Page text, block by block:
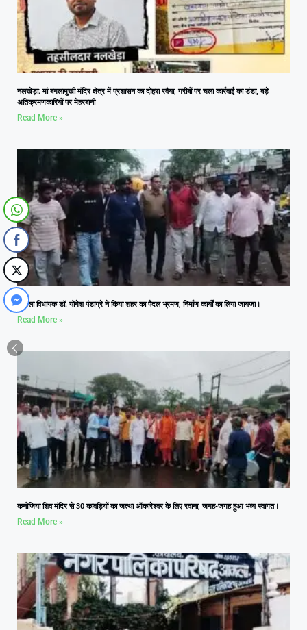
नलखेड़ा: मां बगलामुखी मंदिर क्षेत्र में प्रशासन का दोहरा रवैया, गरीबों पर चला कार्रवाई का डंडा, बड़े
अतिक्रमणकारियों पर मेहरबानी
Read More »
आमला विधायक डॉ. योगेश पंडाग्रे ने किया शहर का पैदल भ्रमण, निर्माण कार्यों का लिया जायजा।
Read More »
कनोजिया शिव मंदिर से 30 कावड़ियों का जत्था ओंकारेश्वर के लिए रवाना, जगह-जगह हुआ भव्य स्वागत।
Read More »